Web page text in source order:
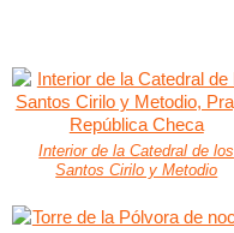
Interior de la Catedral de los
Santos Cirilo y Metodio